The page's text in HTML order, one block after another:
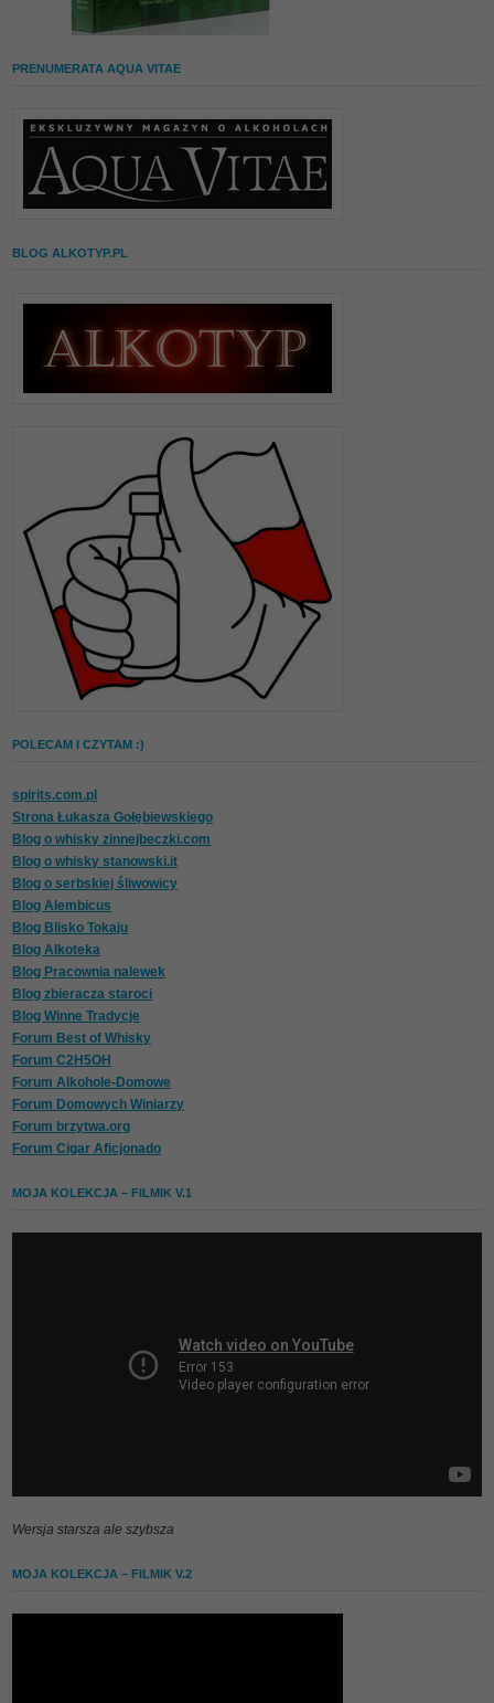
PRENUMERATA AQUA VITAE
BLOG ALKOTYP.PL
POLECAM I CZYTAM :)
spirits.com.pl
Strona Łukasza Gołębiewskiego
Blog o whisky zinnejbeczki.com
Blog o whisky stanowski.it
Blog o serbskiej śliwowicy
Blog Alembicus
Blog Blisko Tokaju
Blog Alkoteka
Blog Pracownia nalewek
Blog zbieracza staroci
Blog Winne Tradycje
Forum Best of Whisky
Forum C2H5OH
Forum Alkohole-Domowe
Forum Domowych Winiarzy
Forum brzytwa.org
Forum Cigar Aficjonado
MOJA KOLEKCJA – FILMIK V.1
Wersja starsza ale szybsza
MOJA KOLEKCJA – FILMIK V.2